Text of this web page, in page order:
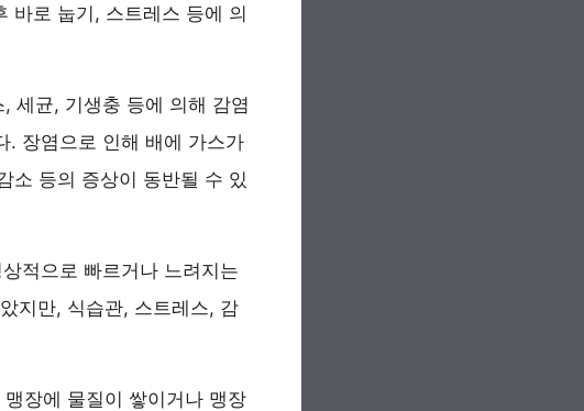
바로 눕기, 스트레스 등에 의
세균, 기생충 등에 의해 감염
. 장염으로 인해 배에 가스가
소 등의 증상이 동반될 수 있
적으로 빠르거나 느려지는
지만, 식습관, 스트레스, 감
장에 물질이 쌓이거나 맹장